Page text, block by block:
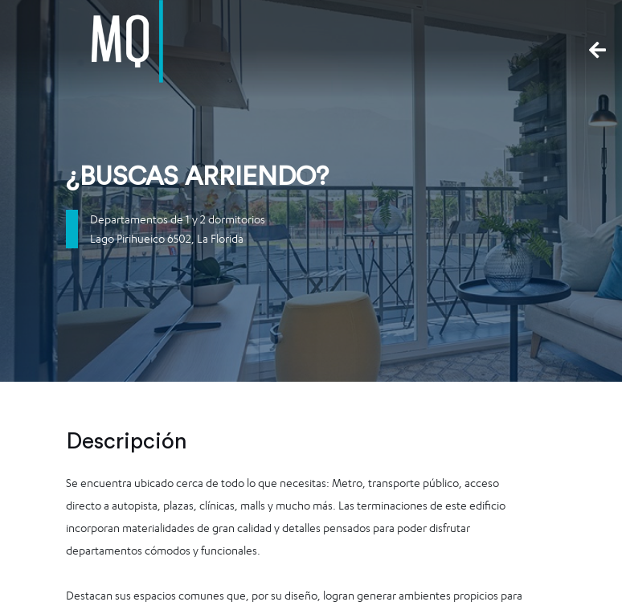
¿BUSCAS ARRIENDO?
Departamentos de 1 y 2 dormitorios
Lago Pirihueico 6502, La Florida
Descripción
Se encuentra ubicado cerca de todo lo que necesitas: Metro, transporte público, acceso
directo a autopista, plazas, clínicas, malls y mucho más. Las terminaciones de este edificio
incorporan materialidades de gran calidad y detalles pensados para poder disfrutar
departamentos cómodos y funcionales.
Destacan sus espacios comunes que, por su diseño, logran generar ambientes propicios para